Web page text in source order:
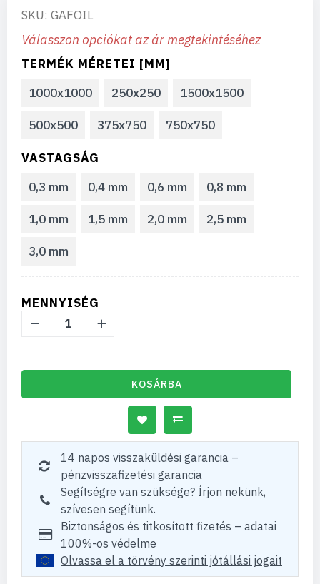
SKU: GAFOIL
Válasszon opciókat az ár megtekintéséhez
TERMÉK MÉRETEI [MM]
1000x1000
250x250 1500x1500
500x500 375x750 750x750
VASTAGSÁG
0,3 mm
0,4 mm 0,6 mm 0,8 mm
1,0 mm 1,5 mm 2,0 mm 2,5 mm
3,0 mm
MENNYISÉG
KOSÁRBA
14 napos visszaküldési garancia –
pénzvisszafizetési garancia
Segítségre van szüksége? Írjon nekünk,
szívesen segítünk.
Biztonságos és titkosított fizetés – adatai
100%-os védelme
Olvassa el a törvény szerinti jótállási jogait